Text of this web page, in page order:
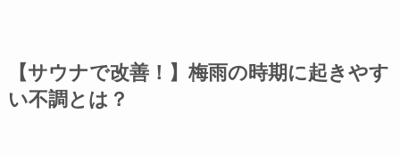
【サウナで改善！】梅雨の時期に起きやす
い不調とは？